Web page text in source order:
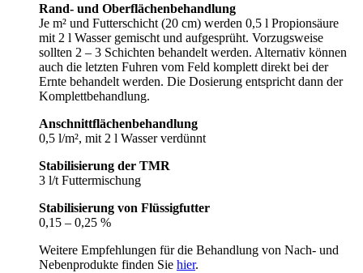
Rand- und Oberflächenbehandlung
Je m² und Futterschicht (20 cm) werden 0,5 l Propionsäure
mit 2 l Wasser gemischt und aufgesprüht. Vorzugsweise
sollten 2 – 3 Schichten behandelt werden. Alternativ können
auch die letzten Fuhren vom Feld komplett direkt bei der
Ernte behandelt werden. Die Dosierung entspricht dann der
Komplettbehandlung.
Anschnittflächenbehandlung
0,5 l/m², mit 2 l Wasser verdünnt
Stabilisierung der TMR
3 l/t Futtermischung
Stabilisierung von Flüssigfutter
0,15 – 0,25 %
Weitere Empfehlungen für die Behandlung von Nach- und
Nebenprodukte finden Sie hier.